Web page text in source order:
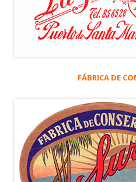
FÁBRICA DE